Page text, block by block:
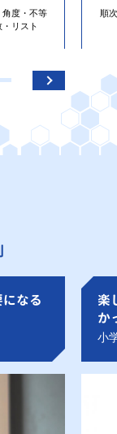
角度・不等
リスト
順
なる
楽
か
小